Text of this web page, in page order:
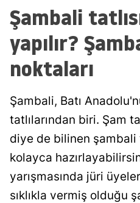
Şambali
yapılır?
noktaları
Şambali, Batı
tatlılarından biri. Şam
diye de bilinen şambali
kolayca
yarışmasında jüri
sıklıkla vermiş olduğu